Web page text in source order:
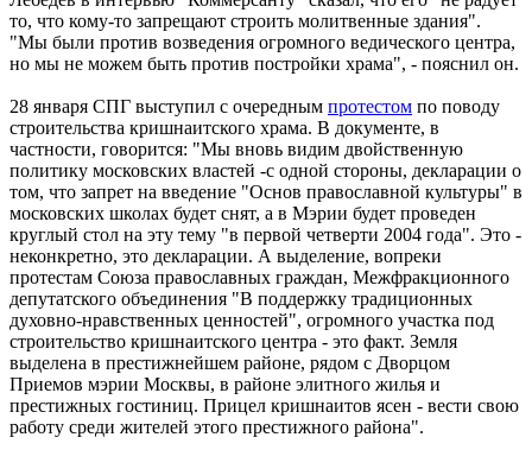
то, что кому-то запрещают строить молитвенные здания".
"Мы были против возведения огромного ведического центра,
но мы не можем быть против постройки храма", - пояснил он.
28 января СПГ выступил с очередным протестом по поводу
строительства кришнаитского храма. В документе, в
частности, говорится: "Мы вновь видим двойственную
политику московских властей -с одной стороны, декларации о
том, что запрет на введение "Основ православной культуры" в
московских школах будет снят, а в Мэрии будет проведен
круглый стол на эту тему "в первой четверти 2004 года". Это -
неконкретно, это декларации. А выделение, вопреки
протестам Союза православных граждан, Межфракционного
депутатского объединения "В поддержку традиционных
духовно-нравственных ценностей", огромного участка под
строительство кришнаитского центра - это факт. Земля
выделена в престижнейшем районе, рядом с Дворцом
Приемов мэрии Москвы, в районе элитного жилья и
престижных гостиниц. Прицел кришнаитов ясен - вести свою
работу среди жителей этого престижного района".